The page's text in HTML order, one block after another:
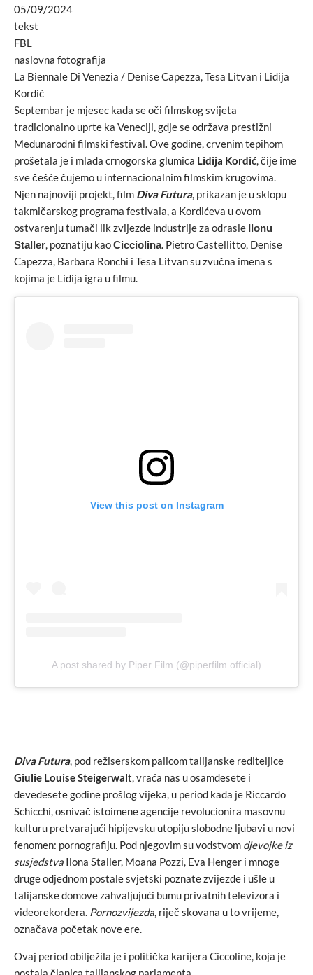
05/09/2024
tekst
FBL
naslovna fotografija
La Biennale Di Venezia / Denise Capezza, Tesa Litvan i Lidija
Kordić
Septembar je mjesec kada se oči filmskog svijeta
tradicionalno uprte ka Veneciji, gdje se održava prestižni
Međunarodni filmski festival. Ove godine, crvenim tepihom
prošetala je i mlada crnogorska glumica Lidija Kordić, čije ime
sve češće čujemo u internacionalnim filmskim krugovima.
Njen najnoviji projekt, film Diva Futura, prikazan je u sklopu
takmičarskog programa festivala, a Kordićeva u ovom
ostvarenju tumači lik zvijezde industrije za odrasle Ilonu
Staller, poznatiju kaoCicciolina. Pietro Castellitto, Denise
Capezza, Barbara Ronchi i Tesa Litvan su zvučna imena s
kojima je Lidija igra u filmu.
View this post on Instagram
A post shared by Piper Film (@piperfilm.official)
Diva Futura, pod režiserskom palicom talijanske rediteljice
Giulie Louise Steigerwalt, vraća nas u osamdesete i
devedesete godine prošlog vijeka, u period kada je Riccardo
Schicchi, osnivač istoimene agencije revolucionira masovnu
kulturu pretvarajući hipijevsku utopiju slobodne ljubavi u novi
fenomen: pornografiju. Pod njegovim su vodstvom djevojke iz
susjedstva Ilona Staller, Moana Pozzi, Eva Henger i mnoge
druge odjednom postale svjetski poznate zvijezde i ušle u
talijanske domove zahvaljujući bumu privatnih televizora i
videorekordera. Pornozvijezda, riječ skovana u to vrijeme,
označava početak nove ere.
Ovaj period obilježila je i politička karijera Ciccoline, koja je